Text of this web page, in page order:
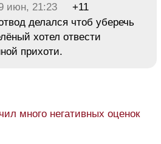
июн, 21:23
+11
делался чтоб уберечь
хотел отвести
прихоти.
много негативных оценок